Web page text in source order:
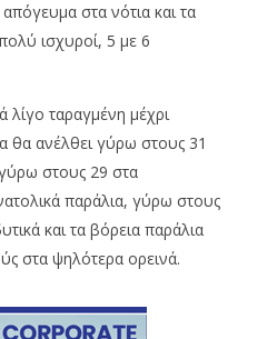
στα νότια και τα
ισχυροί, 5 με 6
λίγο ταραγμένη μέχρι
θα ανέλθει γύρω στους 31
στους 29 στα
παράλια, γύρω στους
και τα βόρεια παράλια
στα ψηλότερα ορεινά.